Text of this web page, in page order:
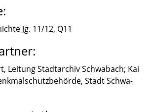
Jg. 11/12, Q11
Leitung Stadt­ar­chiv Schwa­bach; Kai
Stadt Schwa­